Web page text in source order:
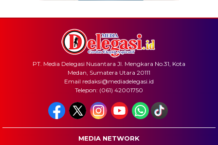
PT. Media Delegasi Nusantara Jl. Mengkara No.31, Kota
Medan, Sumatera Utara 20111
Email redaksi@mediadelegasi.id
Telepon: (061) 42001750
MEDIA NETWORK